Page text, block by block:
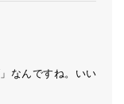
なんですね。いい